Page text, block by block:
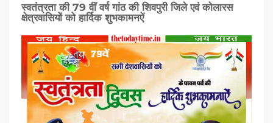
स्वतंत्रता की 79 वीं वर्ष गांठ की शिवपुरी जिले एवं कोलारस
क्षेत्रवासियों को हार्दिक शुभकामनऐं